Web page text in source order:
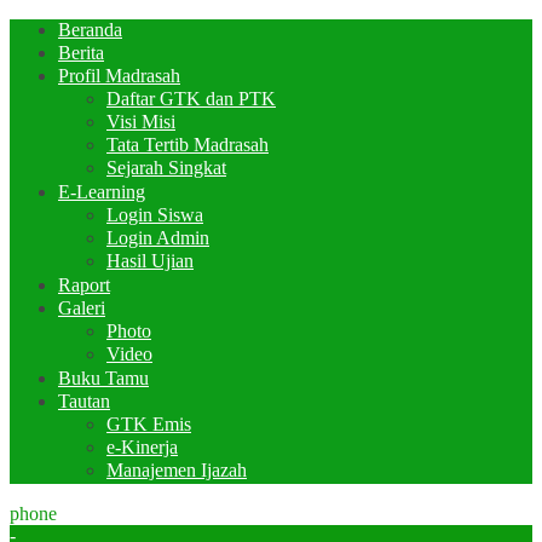
Beranda
Berita
Profil Madrasah
Daftar GTK dan PTK
Visi Misi
Tata Tertib Madrasah
Sejarah Singkat
E-Learning
Login Siswa
Login Admin
Hasil Ujian
Raport
Galeri
Photo
Video
Buku Tamu
Tautan
GTK Emis
e-Kinerja
Manajemen Ijazah
phone
-